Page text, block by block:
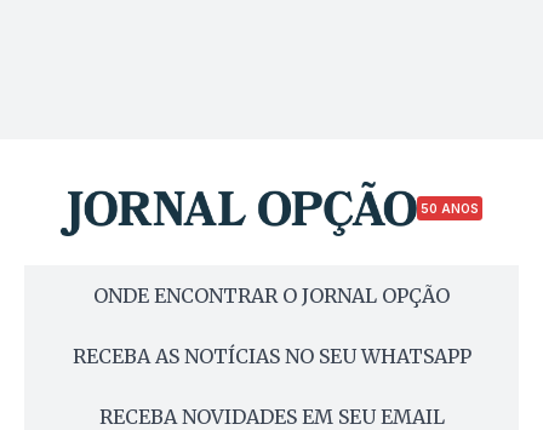
50 ANOS
ONDE ENCONTRAR O JORNAL OPÇÃO
RECEBA AS NOTÍCIAS NO SEU WHATSAPP
RECEBA NOVIDADES EM SEU EMAIL